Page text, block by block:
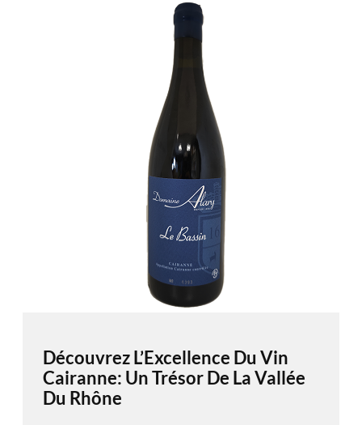
Découvrez L’Excellence Du Vin
Cairanne: Un Trésor De La Vallée
Du Rhône